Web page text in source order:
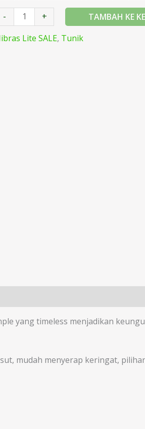
- +
TAMBAH KE
Lite SALE, Tunik
yang timeless menjadikan
mudah menyerap keringat,